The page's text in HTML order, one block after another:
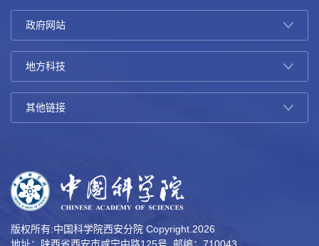
版权所有:中国科学院西安分院 Copyright. 2026